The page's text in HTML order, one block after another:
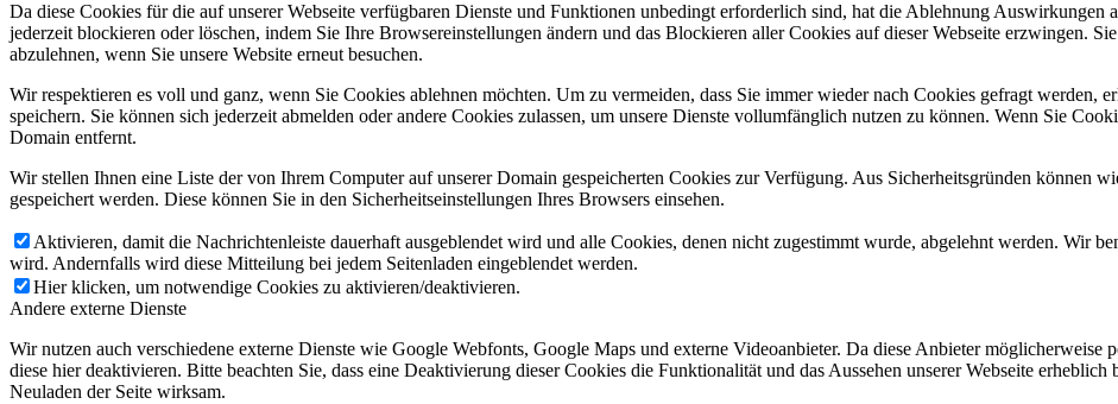
Da diese Cookies für die auf unserer Webseite verfügbaren Dienste und Funktionen unbedingt erforderlich sind, hat die Ablehnung Auswirkungen
jederzeit blockieren oder löschen, indem Sie Ihre Browsereinstellungen ändern und das Blockieren aller Cookies auf dieser Webseite erzwingen.
abzulehnen, wenn Sie unsere Website erneut besuchen.
Wir respektieren es voll und ganz, wenn Sie Cookies ablehnen möchten. Um zu vermeiden, dass Sie immer wieder nach Cookies gefragt werden,
speichern. Sie können sich jederzeit abmelden oder andere Cookies zulassen, um unsere Dienste vollumfänglich nutzen zu können. Wenn Sie
Domain entfernt.
Wir stellen Ihnen eine Liste der von Ihrem Computer auf unserer Domain gespeicherten Cookies zur Verfügung. Aus Sicherheitsgründen können
gespeichert werden. Diese können Sie in den Sicherheitseinstellungen Ihres Browsers einsehen.
Aktivieren, damit die Nachrichtenleiste dauerhaft ausgeblendet wird und alle Cookies, denen nicht zugestimmt wurde, abgelehnt werden. Wir
wird. Andernfalls wird diese Mitteilung bei jedem Seitenladen eingeblendet werden.
Hier klicken, um notwendige Cookies zu aktivieren/deaktivieren.
Andere externe Dienste
Wir nutzen auch verschiedene externe Dienste wie Google Webfonts, Google Maps und externe Videoanbieter. Da diese Anbieter möglicherweise
diese hier deaktivieren. Bitte beachten Sie, dass eine Deaktivierung dieser Cookies die Funktionalität und das Aussehen unserer Webseite
Neuladen der Seite wirksam.